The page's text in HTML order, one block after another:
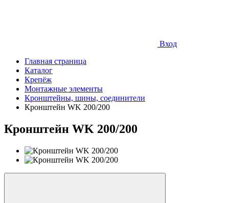
Вход
Главная страница
Каталог
Крепёж
Монтажные элементы
Кронштейны, шины, соединители
Кронштейн WK 200/200
Кронштейн WK 200/200